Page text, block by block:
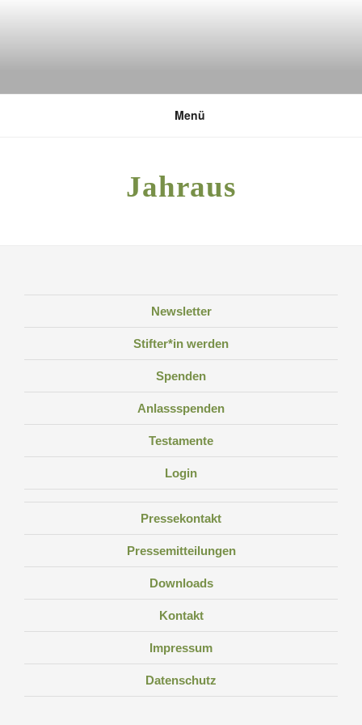
DEUTSCHE UMWELTSTIFTUNG
Menü
Jahraus
Newsletter
Stifter*in werden
Spenden
Anlassspenden
Testamente
Login
Pressekontakt
Pressemitteilungen
Downloads
Kontakt
Impressum
Datenschutz